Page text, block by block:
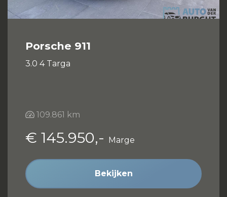
Porsche 911
3.0 4 Targa
109.861 km
€ 145.950,- Marge
Bekijken